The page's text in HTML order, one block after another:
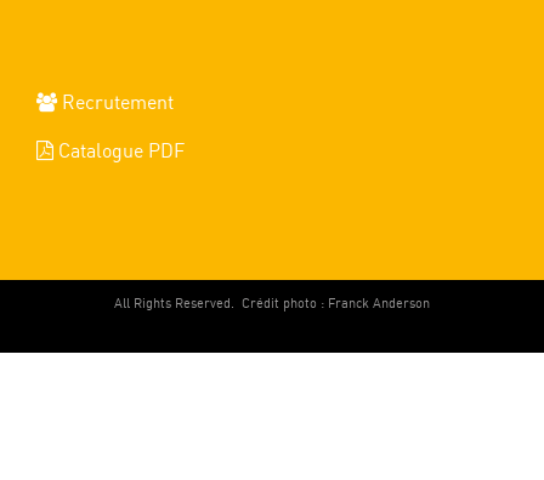
Recrutement
Catalogue PDF
All Rights Reserved. Crédit photo : Franck Anderson